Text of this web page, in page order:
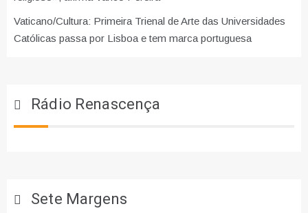
Vaticano/Cultura: Primeira Trienal de Arte das Universidades
Católicas passa por Lisboa e tem marca portuguesa
Rádio Renascença
Sete Margens